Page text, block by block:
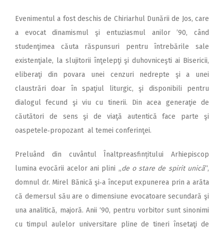
Evenimentul a fost deschis de Chiriarhul Dunării de Jos, care
a evocat dinamismul şi entuziasmul anilor ’90, când
studenţimea căuta răspunsuri pentru întrebările sale
existenţiale, la slujitorii înţelepţi şi duhovniceşti ai Bisericii,
eliberaţi din povara unei cenzuri nedrepte şi a unei
claustrări doar în spaţiul liturgic, şi disponibili pentru
dialogul fecund şi viu cu tinerii. Din acea generaţie de
căutători de sens şi de viaţă autentică face parte şi
oaspetele‑propozant al temei conferinţei.
Preluând din cuvântul Înalt­preasfințitului Arhiepiscop
lumina evocării acelor ani plini „de o stare de spirit unică“,
domnul dr. Mirel Bănică şi‑a început expunerea prin a arăta
că demersul său are o dimensiune evocatoare secundară şi
una analitică, majoră. Anii ‘90, pentru vorbitor sunt sinonimi
cu timpul aulelor universitare pline de tineri însetaţi de